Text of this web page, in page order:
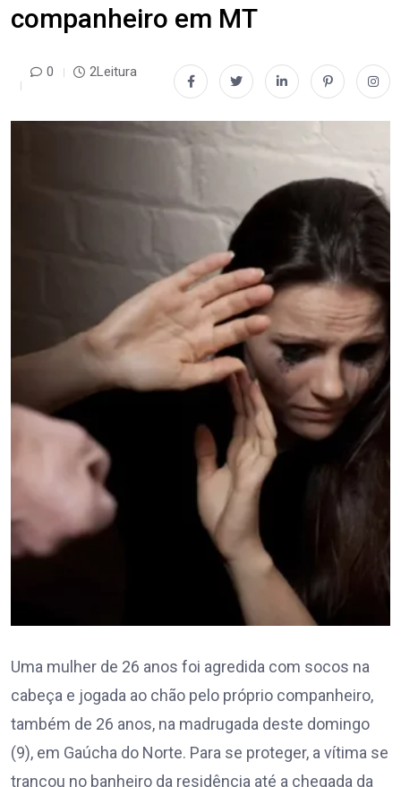
companheiro em MT
0 2Leitura
Uma mulher de 26 anos foi agredida com socos na
cabeça e jogada ao chão pelo próprio companheiro,
também de 26 anos, na madrugada deste domingo
(9), em Gaúcha do Norte. Para se proteger, a vítima se
trancou no banheiro da residência até a chegada da